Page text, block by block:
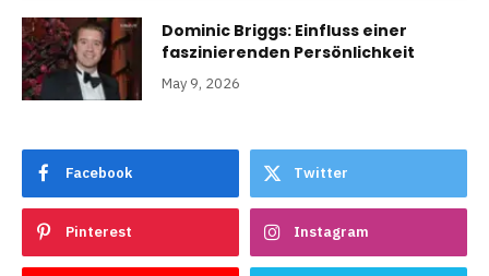
Dominic Briggs: Einfluss einer
faszinierenden Persönlichkeit
May 9, 2026
Facebook Twitter
Pinterest Instagram